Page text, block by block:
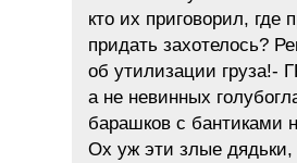
кто их приговорил, где
придать захотелось?
об утилизации груза!-
а не невинных
барашков с бантиками
Ох уж эти злые